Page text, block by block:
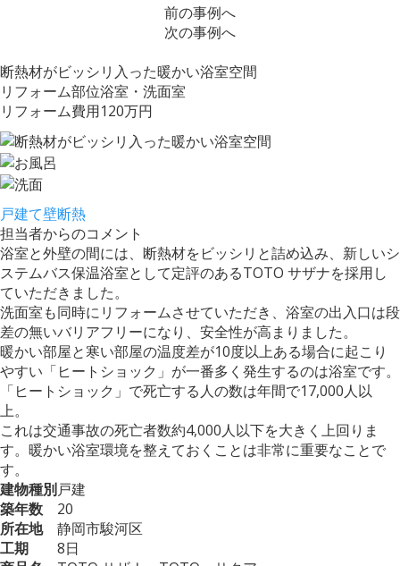
前の事例へ
次の事例へ
断熱材がビッシリ入った暖かい浴室空間
リフォーム部位浴室・洗面室
リフォーム費用120万円
戸建て壁断熱
担当者からのコメント
浴室と外壁の間には、断熱材をビッシリと詰め込み、新しいシ
ステムバス保温浴室として定評のあるTOTO サザナを採用し
ていただきました。
洗面室も同時にリフォームさせていただき、浴室の出入口は段
差の無いバリアフリーになり、安全性が高まりました。
暖かい部屋と寒い部屋の温度差が10度以上ある場合に起こり
やすい「ヒートショック」が一番多く発生するのは浴室です。
「ヒートショック」で死亡する人の数は年間で17,000人以
上。
これは交通事故の死亡者数約4,000人以下を大きく上回りま
す。暖かい浴室環境を整えておくことは非常に重要なことで
す。
建物種別戸建
築年数
20
所在地
静岡市駿河区
工期
8日